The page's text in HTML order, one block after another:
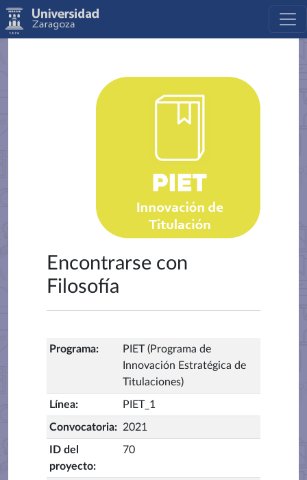
Encontrarse con
Filosofía
Programa:
PIET (Programa de
Innovación Estratégica de
Titulaciones)
Línea: PIET_1
Convocatoria: 2021
ID del
proyecto:
70